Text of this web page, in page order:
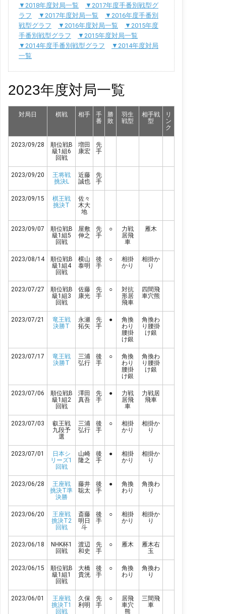
▼2018年度対局一覧
▼2017年度手番別戦型グ
ラフ
▼2017年度対局一覧
▼2016年度手番別
戦型グラフ
▼2016年度対局一覧
▼2015年度
手番別戦型グラフ
▼2015年度対局一覧
▼2014年度手番別戦型グラフ
▼2014年度対局
一覧
2023年度対局一覧
対局日 棋戦 相手
手
番
勝
敗
羽生
戦型
相手戦
型
リ
ン
ク
2023/09/28
順位戦B
級1組6
回戦
増田
康宏
先
手
2023/09/20
王将戦
挑決L
近藤
誠也
先
手
2023/09/15
棋王戦
挑決T
佐々
木大
地
2023/09/07
順位戦B
級1組5
回戦
屋敷
伸之
先
手
○
力戦
居飛
車
雁木
2023/08/14
順位戦B
級1組4
回戦
横山
泰明
後
手
○
相掛
かり
相掛か
り
2023/07/27
順位戦B
級1組3
回戦
佐藤
康光
先
手
○
対抗
形居
飛車
四間飛
車穴熊
2023/07/21
竜王戦
決勝T
永瀬
拓矢
先
手
●
角換
わり
腰掛
け銀
角換わ
り腰掛
け銀
2023/07/17
竜王戦
決勝T
三浦
弘行
後
手
○
角換
わり
腰掛
け銀
角換わ
り腰掛
け銀
2023/07/06
順位戦B
級1組2
回戦
澤田
真吾
先
手
●
力戦
居飛
車
力戦居
飛車
2023/07/03
叡王戦
九段予
選
三浦
弘行
後
手
○
相掛
かり
相掛か
り
2023/07/01
日本シ
リーズ1
回戦
山崎
隆之
後
手
●
相掛
かり
相掛か
り
2023/06/28
王座戦
挑決T準
決勝
藤井
聡太
後
手
●
角換
わり
角換わ
り
2023/06/20
王座戦
挑決T2
回戦
斎藤
明日
斗
後
手
○
相掛
かり
相掛か
り
2023/06/18
NHK杯1
回戦
渡辺
和史
先
手
○ 雁木
雁木右
玉
2023/06/15
順位戦B
級1組1
回戦
大橋
貴洸
後
手
○
角換
わり
角換わ
り
2023/06/01
王座戦
挑決T1
回戦
久保
利明
先
手
○
居飛
車穴
熊
三間飛
車